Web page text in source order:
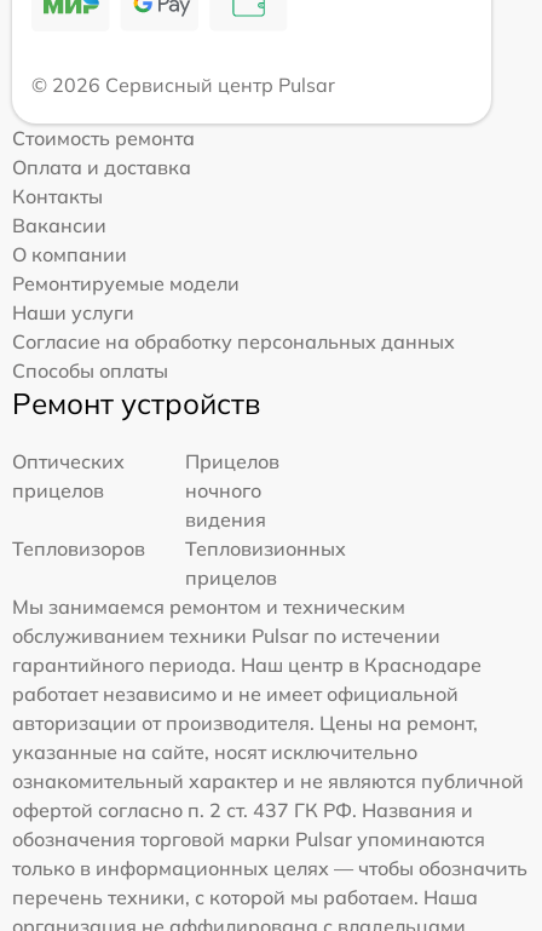
© 2026 Сервисный центр Pulsar
Стоимость ремонта
Оплата и доставка
Контакты
Вакансии
О компании
Ремонтируемые модели
Наши услуги
Согласие на обработку персональных данных
Способы оплаты
Ремонт устройств
Оптических
прицелов
Прицелов
ночного
видения
Тепловизоров
Тепловизионных
прицелов
Мы занимаемся ремонтом и техническим
обслуживанием техники Pulsar по истечении
гарантийного периода. Наш центр в Краснодаре
работает независимо и не имеет официальной
авторизации от производителя. Цены на ремонт,
указанные на сайте, носят исключительно
ознакомительный характер и не являются публичной
офертой согласно п. 2 ст. 437 ГК РФ. Названия и
обозначения торговой марки Pulsar упоминаются
только в информационных целях — чтобы обозначить
перечень техники, с которой мы работаем. Наша
организация не аффилирована с владельцами